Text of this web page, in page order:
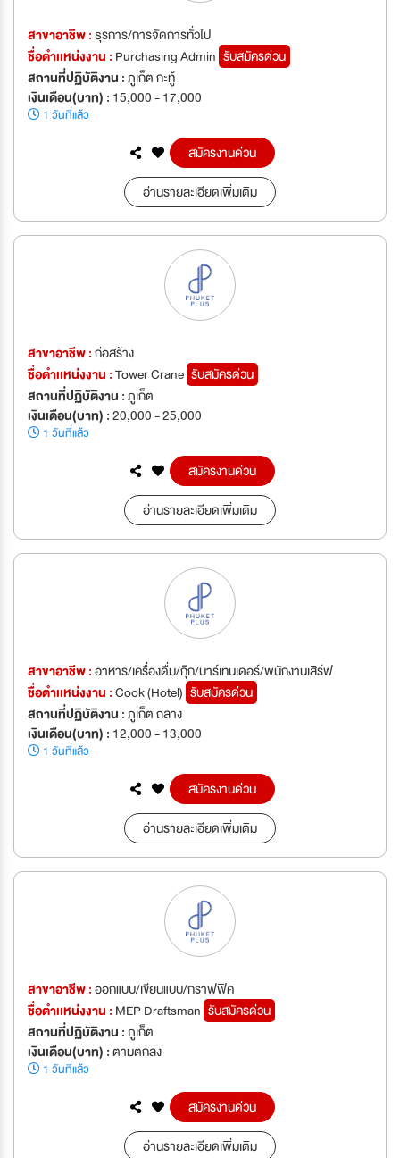
สาขาอาชีพ :ธุรการ/การจัดการทั่วไป
ชื่อตำเเหน่งงาน : Purchasing Admin รับสมัครด่วน
สถานที่ปฏิบัติงาน :ภูเก็ต กะทู้
เงินเดือน(บาท) : 15,000 - 17,000
1 วันที่แล้ว
สมัครงานด่วน
อ่านรายละเอียดเพิ่มเติม
สาขาอาชีพ :ก่อสร้าง
ชื่อตำเเหน่งงาน :Tower Crane รับสมัครด่วน
สถานที่ปฏิบัติงาน :ภูเก็ต
เงินเดือน(บาท) :20,000 - 25,000
1 วันที่แล้ว
สมัครงานด่วน
อ่านรายละเอียดเพิ่มเติม
สาขาอาชีพ :อาหาร/เครื่องดื่ม/กุ๊ก/บาร์เทนเดอร์/พนักงานเสิร์ฟ
ชื่อตำเเหน่งงาน :Cook (Hotel) รับสมัครด่วน
สถานที่ปฏิบัติงาน :ภูเก็ต ถลาง
เงินเดือน(บาท) : 12,000 - 13,000
1 วันที่แล้ว
สมัครงานด่วน
อ่านรายละเอียดเพิ่มเติม
สาขาอาชีพ :ออกแบบ/เขียนแบบ/กราฟฟิค
ชื่อตำเเหน่งงาน : MEP Draftsman รับสมัครด่วน
สถานที่ปฏิบัติงาน :ภูเก็ต
เงินเดือน(บาท) :ตามตกลง
1 วันที่แล้ว
สมัครงานด่วน
อ่านรายละเอียดเพิ่มเติม